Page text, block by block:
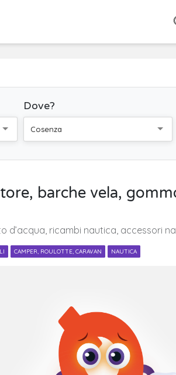
Dove?
Cosenza
barche vela,
d’acqua, ricambi nautica, accessori
CAMPER, ROULOTTE, CARAVAN NAUTICA